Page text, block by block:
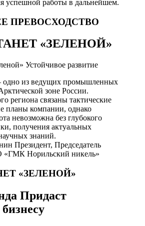
успешной работы в дальнейшем.
ПРЕВОСХОДСТВО
«ЗЕЛЕНОЙ»
Устойчивое развитие
из ведущих промышленных
зоне России.
региона связаны тактические
планы компании, однако
невозможна без глубокого
получения актуальных
знаний.
Президент, Председатель
Норильский никель»
«ЗЕЛЕНОЙ»
Придаст